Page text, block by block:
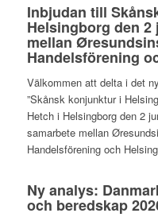
Inbjudan till
Helsingborg den 2
mellan
Handelsförening
Välkommen att delta i det
”Skånsk konjunktur i
Hetch i Helsingborg den 2
samarbete mellan
Handelsförening och
Ny analys:
och beredskap